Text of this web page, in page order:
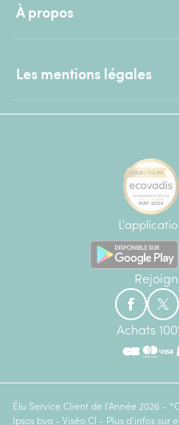
À propos
Les mentions légales
Achats
Élu Service Client de l'Année 2026 -
Ipsos bva - Viséo CI - Plus d'infos sur